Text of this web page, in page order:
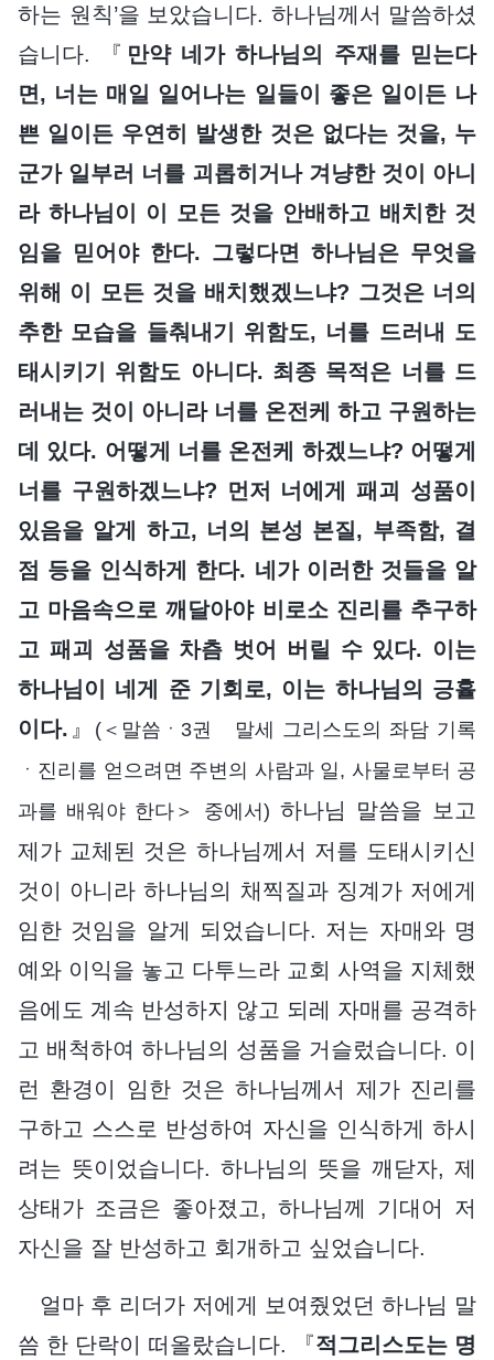
하는 원칙’을 보았습니다. 하나님께서 말씀하셨
습니다. 『 만약 네가 하나님의 주재를 믿는다
면, 너는 매일 일어나는 일들이 좋은 일이든 나
쁜 일이든 우연히 발생한 것은 없다는 것을, 누
군가 일부러 너를 괴롭히거나 겨냥한 것이 아니
라 하나님이 이 모든 것을 안배하고 배치한 것
임을 믿어야 한다. 그렇다면 하나님은 무엇을
위해 이 모든 것을 배치했겠느냐? 그것은 너의
추한 모습을 들춰내기 위함도, 너를 드러내 도
태시키기 위함도 아니다. 최종 목적은 너를 드
러내는 것이 아니라 너를 온전케 하고 구원하는
데 있다. 어떻게 너를 온전케 하겠느냐? 어떻게
너를 구원하겠느냐? 먼저 너에게 패괴 성품이
있음을 알게 하고, 너의 본성 본질, 부족함, 결
점 등을 인식하게 한다. 네가 이러한 것들을 알
고 마음속으로 깨달아야 비로소 진리를 추구하
고 패괴 성품을 차츰 벗어 버릴 수 있다. 이는
하나님이 네게 준 기회로, 이는 하나님의 긍휼
이다. 』
(＜말씀ㆍ3권 말세 그리스도의 좌담 기록
ㆍ진리를 얻으려면 주변의 사람과 일, 사물로부터 공
과를 배워야 한다＞ 중에서) 하나님 말씀을 보고
제가 교체된 것은 하나님께서 저를 도태시키신
것이 아니라 하나님의 채찍질과 징계가 저에게
임한 것임을 알게 되었습니다. 저는 자매와 명
예와 이익을 놓고 다투느라 교회 사역을 지체했
음에도 계속 반성하지 않고 되레 자매를 공격하
고 배척하여 하나님의 성품을 거슬렀습니다. 이
런 환경이 임한 것은 하나님께서 제가 진리를
구하고 스스로 반성하여 자신을 인식하게 하시
려는 뜻이었습니다. 하나님의 뜻을 깨닫자, 제
상태가 조금은 좋아졌고, 하나님께 기대어 저
자신을 잘 반성하고 회개하고 싶었습니다.
얼마 후 리더가 저에게 보여줬었던 하나님 말
씀 한 단락이 떠올랐습니다. 『적그리스도는 명